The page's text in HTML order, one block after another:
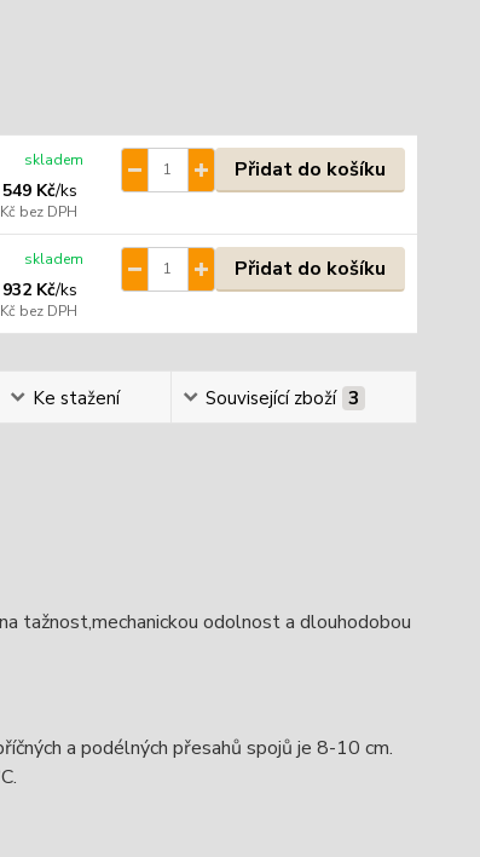
549 Kč/ks
bez DPH
skladem Přidat do košíku
932 Kč/ks
bez DPH
skladem Přidat do košíku
Ke stažení Související zboží 3
tažnost,mechanickou odolnost a dlouhodobou
a podélných přesahů spojů je 8-10 cm.